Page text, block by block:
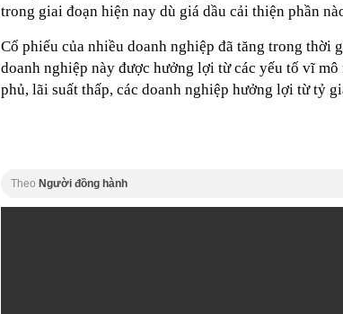
trong giai đoạn hiện nay dù giá dầu cải thiện phần
Cổ phiếu của nhiều doanh nghiệp đã tăng trong thời
doanh nghiệp này được hưởng lợi từ các yếu tố vĩ
phủ, lãi suất thấp, các doanh nghiệp hưởng lợi từ tỷ
Theo Người đồng hành